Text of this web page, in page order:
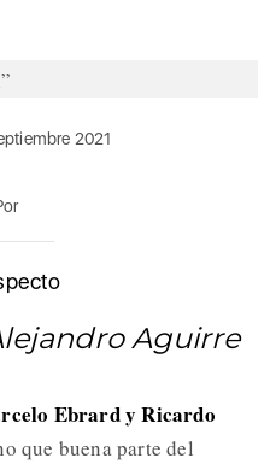
2021
Aguirre
Ebrard y Ricardo
que buena parte del